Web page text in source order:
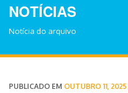
NOTÍCIAS
Notícia do arquivo
PUBLICADO EM OUTUBRO 11, 2025